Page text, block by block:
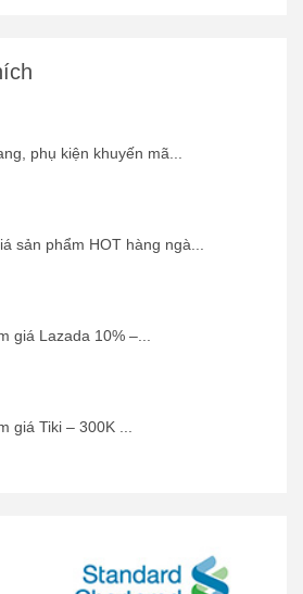
phụ kiện khuyến mã...
sản phẩm HOT hàng ngà...
giá Lazada 10% –...
giá Tiki – 300K ...